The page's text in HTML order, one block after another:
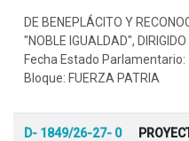
DE BENEPLÁCITO Y
"NOBLE IGUALDAD",
Fecha Estado
Bloque: FUERZA PATRIA
D- 1849/26-27- 0